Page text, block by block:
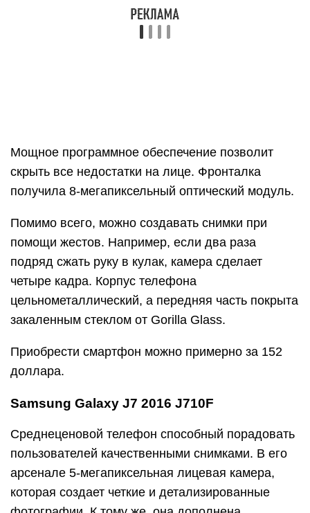
Мощное программное обеспечение позволит
скрыть все недостатки на лице. Фронталка
получила 8-мегапиксельный оптический модуль.
Помимо всего, можно создавать снимки при
помощи жестов. Например, если два раза
подряд сжать руку в кулак, камера сделает
четыре кадра. Корпус телефона
цельнометаллический, а передняя часть покрыта
закаленным стеклом от Gorilla Glass.
Приобрести смартфон можно примерно за 152
доллара.
Samsung Galaxy J7 2016 J710F
Среднеценовой телефон способный порадовать
пользователей качественными снимками. В его
арсенале 5-мегапиксельная лицевая камера,
которая создает четкие и детализированные